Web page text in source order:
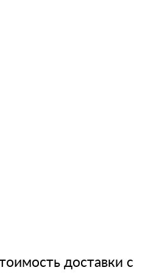
доставки с